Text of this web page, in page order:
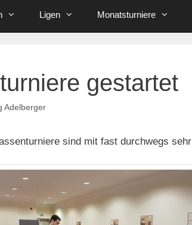
Ligen Monatsturniere
gestartet
Adelberger
sind mit fast durchwegs